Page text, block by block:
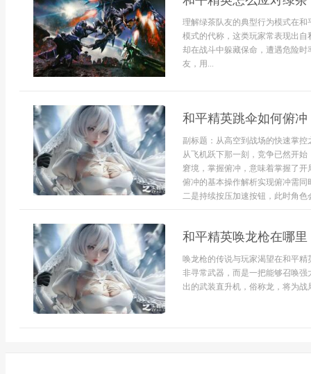
理解绿茶队友的典型行为模式在
模式的代称，这类玩家常表现出
却在战斗中躲藏保命，遭遇危险
友，用...
和平精英跳伞如何俯
副标题：从高空到战场的快速掌
从飞机跃下那一刻，竞争已然开
窘境，掌握俯冲，意味着掌握了
俯冲的基本操作解析实现俯冲需
二是持续按压加速按钮，此时角
和平精英唤龙枪在哪
唤龙枪的传说与玩家渴望在和平
非寻常武器，而是一把能够召唤
出的武装直升机，俗称龙，将为